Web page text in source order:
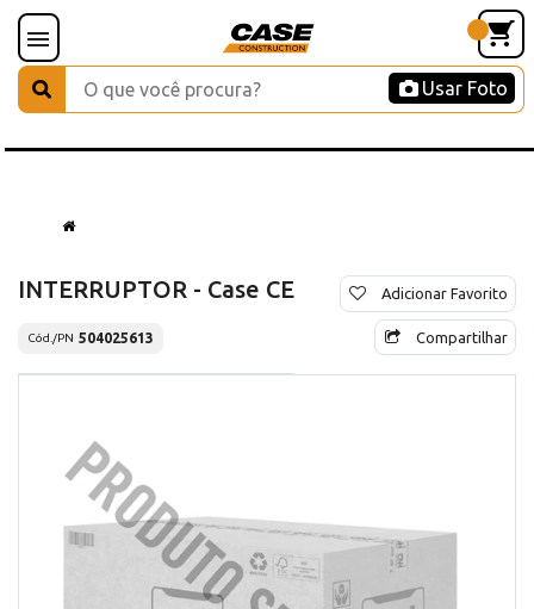
Usar Foto
INTERRUPTOR - Case CE
Cód./PN 504025613
Adicionar Favorito
Compartilhar